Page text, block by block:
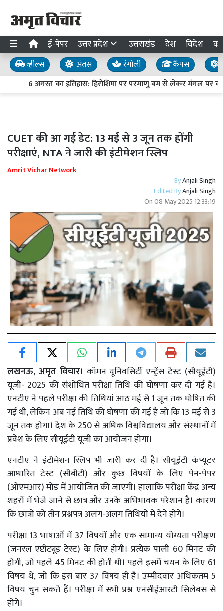
ई-पेपर उत्तर प्रदेश उत्तराखंड देश विदेश
व्हील्स अंतस रंगोली कैंपस
6 अगस्त का इतिहास: हिरोशिमा पर परमाणु बम से लेकर मंगल पर
CUET की आ गई डेट: 13 मई से 3 जून तक होंगी
परीक्षाएं, NTA ने जारी की इंटीमेशन स्लिप
Amrit Vichar Network
ByAnjali Singh
Edited ByAnjali Singh
On08 May 2025 12:33:19
लखनऊ, अमृत विचार। कॉमन यूनिवसिर्टी एन्ट्रेंस टेस्ट (सीयूईटी)
यूजी- 2025 की संशोधित परीक्षा तिथि की घोषणा कर दी गई है।
एनटीए ने पहले परीक्षा की तिथियां आठ मई से 1 जून तक घोषित की
गई थी, लेकिन अब नई तिथि की घोषणा की गई है जो कि 13 मई से 3
जून तक होगा। देश के 250 से अधिक विश्वविद्यालय और संस्थानों में
प्रवेश के लिए सीयूईटी यूजी का आयोजन होगा।
एनटीए ने इंटीमेशन स्लिप भी जारी कर दी है। सीयूईटी कंप्यूटर
आधारित टेस्ट (सीबीटी) और कुछ विषयों के लिए पेन-पेपर
(ओएमआर) मोड में आयोजित की जाएगी। हालांकि परीक्षा केंद्र अन्य
शहरों में भेजे जाने से छात्र और उनके अभिभावक परेशान है। कारण
कि छात्रों को तीन प्रश्नपत्र अलग-अलग तिथियों में देने होंगे।
परीक्षा 13 भाषाओं में 37 विषयों और एक सामान्य योग्यता परीक्षण
(जनरल एप्टीट्यूड टेस्ट) के लिए होगी। प्रत्येक पाली 60 मिनट की
होगी, जो पहले 45 मिनट की होती थी। पहले इसमें चयन के लिए 61
विषय थे, जो कि इस बार 37 विषय ही है। उम्मीदवार अधिकतम 5
विषय चुन सकते हैं। परीक्षा में सभी प्रश्न एनसीईआरटी सिलेबस से
होंगे।